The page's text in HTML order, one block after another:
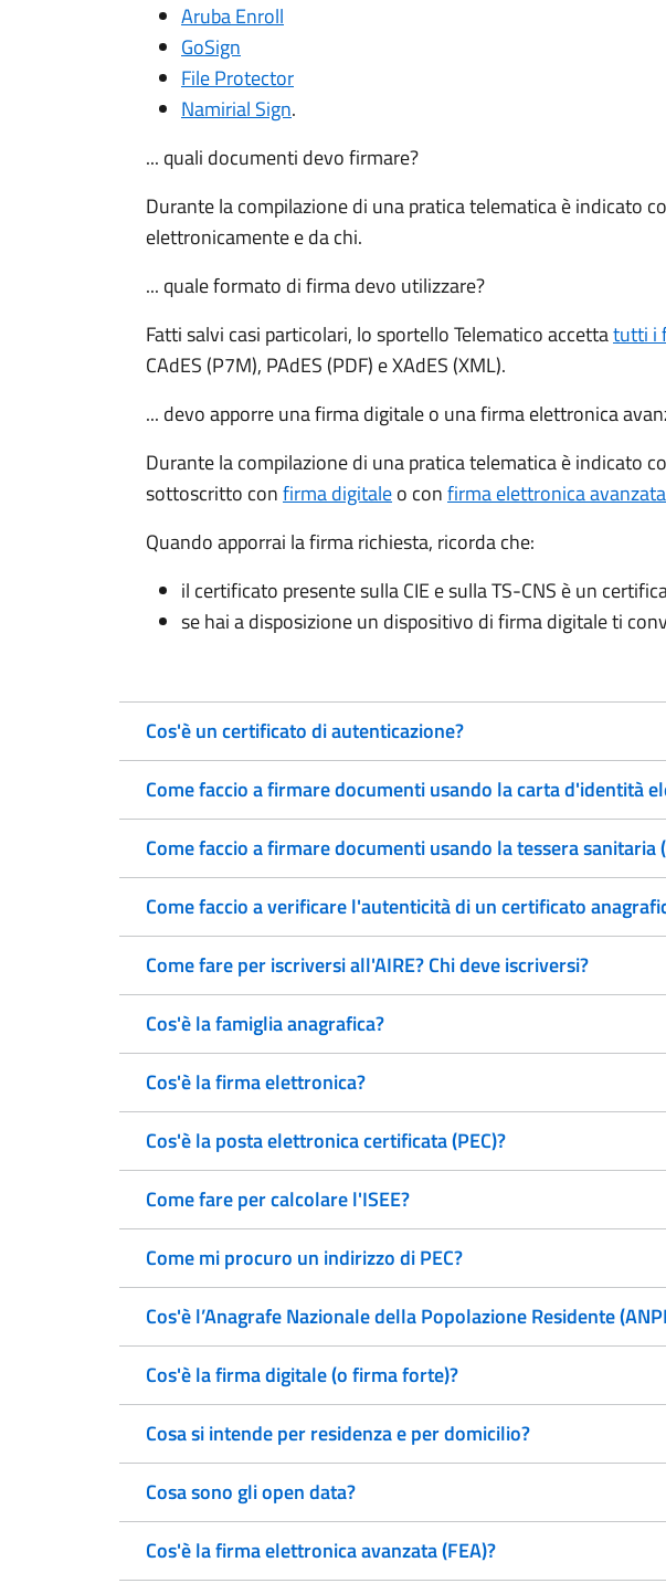
Aruba Enroll
GoSign
File Protector
Namirial Sign.
... quali documenti devo firmare?
Durante la compilazione di una pratica telematica è indicato
elettronicamente e da chi.
... quale formato di firma devo utilizzare?
Fatti salvi casi particolari, lo sportello Telematico accettatutti i
CAdES (P7M), PAdES (PDF) e XAdES (XML).
... devo apporre una firma digitale o una firma elettronica
Durante la compilazione di una pratica telematica è indicato
sottoscritto confirma digitaleo confirma elettronica avanzata
Quando apporrai la firma richiesta, ricorda che:
il certificato presente sulla CIE e sulla TS-CNS è un
se hai a disposizione un dispositivo di firma digitale ti
Cos'è un certificato di autenticazione?
Come faccio a firmare documenti usando la carta d'identità
Come faccio a firmare documenti usando la tessera sanitaria
Come faccio a verificare l'autenticità di un certificato
Come fare per iscriversi all'AIRE? Chi deve iscriversi?
Cos'è la famiglia anagrafica?
Cos'è la firma elettronica?
Cos'è la posta elettronica certificata (PEC)?
Come fare per calcolare l'ISEE?
Come mi procuro un indirizzo di PEC?
Cos'è l’Anagrafe Nazionale della Popolazione Residente
Cos'è la firma digitale (o firma forte)?
Cosa si intende per residenza e per domicilio?
Cosa sono gli open data?
Cos'è la firma elettronica avanzata (FEA)?